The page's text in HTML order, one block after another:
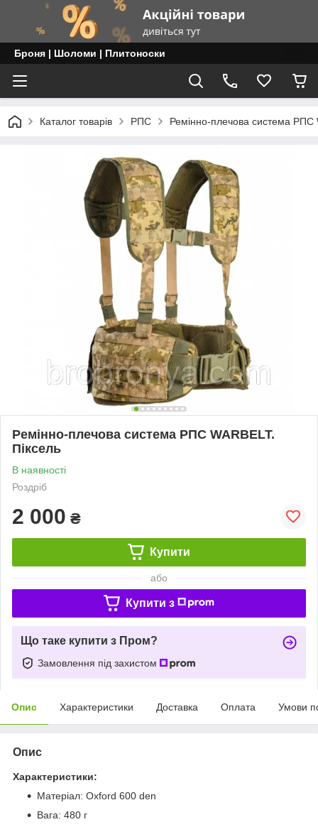
Броня | Шоломи | Плитоноски
Каталог товарів РПС Ремінно-плечова система РПС
Ремінно-плечова система РПС WARBELT.
Піксель
В наявності
Роздріб
2 000 ₴
Купити
або
Купити з
Що таке купити з Пром?
Замовлення під захистом
Опис Характеристики Доставка Оплата Умови
Опис
Характеристики:
Матеріал: Oxford 600 den
Вага: 480 г